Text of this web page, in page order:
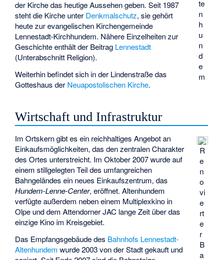
te
n
h
u
n
d
e
m
der Kirche das heutige Aussehen geben. Seit 1987
steht die Kirche unter Denkmalschutz, sie gehört
heute zur evangelischen Kirchengemeinde
Lennestadt-Kirchhundem. Nähere Einzelheiten zur
Geschichte enthält der Beitrag Lennestadt
(Unterabschnitt Religion).
Weiterhin befindet sich in der Lindenstraße das
Gotteshaus der Neuapostolischen Kirche.
Wirtschaft und Infrastruktur
R
e
n
o
vi
e
rt
e
r
B
a
Im Ortskern gibt es ein reichhaltiges Angebot an
Einkaufsmöglichkeiten, das den zentralen Charakter
des Ortes unterstreicht. Im Oktober 2007 wurde auf
einem stillgelegten Teil des umfangreichen
Bahngeländes ein neues Einkaufszentrum, das
Hundem-Lenne-Center, eröffnet. Altenhundem
verfügte außerdem neben einem Multiplexkino in
Olpe und dem Attendorner JAC lange Zeit über das
einzige Kino im Kreisgebiet.
Das Empfangsgebäude des Bahnhofs Lennestadt-
Altenhundem wurde 2003 von der Stadt gekauft und